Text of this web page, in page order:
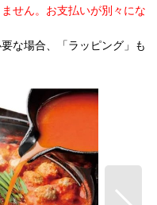
せん。お支払いが別々にな
な場合、「ラッピング」も